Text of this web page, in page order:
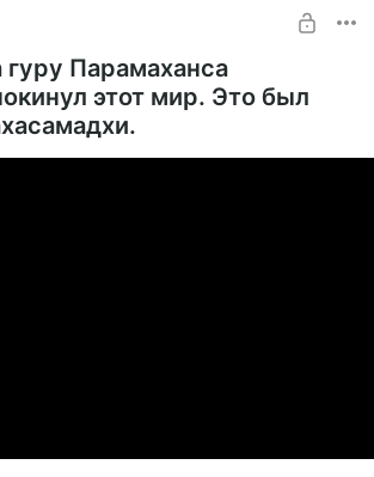
гуру Парамаханса
этот мир. Это был